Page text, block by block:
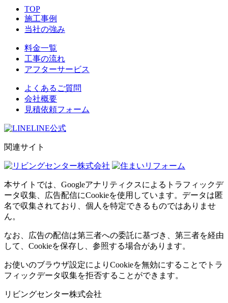
TOP
施工事例
当社の強み
料金一覧
工事の流れ
アフターサービス
よくあるご質問
会社概要
見積依頼フォーム
LINE公式
関連サイト
本サイトでは、Googleアナリティクスによるトラフィックデ
ータ収集、広告配信にCookieを使用しています。データは匿
名で収集されており、個人を特定できるものではありませ
ん。
なお、広告の配信は第三者への委託に基づき、第三者を経由
して、Cookieを保存し、参照する場合があります。
お使いのブラウザ設定によりCookieを無効にすることでトラ
フィックデータ収集を拒否することができます。
リビングセンター株式会社